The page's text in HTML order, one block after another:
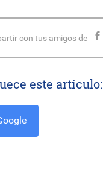
con tus amigos de
este artículo: